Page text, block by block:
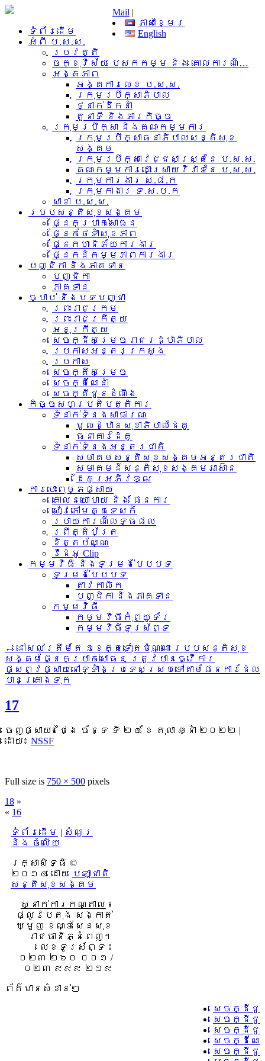
Mail |
ភាសាខ្មែរ
English
ទំព័រដើម
អំពី​ ប.ស.ស.
ប្រវត្តិ
ចក្ខុវិស័យ បេសកកម្ម និង គោលការណ៍…
អង្គភាព
អង្គការលេខ ប.ស.ស.
ក្រុមប្រឹក្សាភិបាល
ថ្នាក់ដឹកនាំ
តួនាទី និងភារកិច្ច
ក្រុមប្រឹក្សា និងគណៈកម្មការ
ក្រុមប្រឹក្សាធនាភិបាលសន្តិសុខ
សង្គម
ក្រុមប្រឹក្សាវេជ្ជសាស្រ្តនៃ ប.ស.ស.
គណៈកម្មការដោះស្រាយវិវាទនៃ ប.ស.ស.
ក្រុមការងារ​ ស.ផ.ក
ក្រុមកាងារ ទ.ស.ប.ក
សាខា ប.ស.ស.
របបសន្តិសុខសង្គម
ផ្នែកប្រាក់សោធន
ផ្នែកថែទាំសុខភាព
ផ្នែកហានិភ័យការងារ
ផ្នែកនិកម្មភាពការងារ
បញ្ជិកា និងភាគទាន
បញ្ជិកា
ភាគទាន
ច្បាប់ និងបទបញ្ជា
ព្រះរាជក្រម
ព្រះរាជក្រឹត្យ
អនុក្រឹត្យ
សេចក្ដីសម្រេចរាជរដ្ឋាភិបាល
ប្រកាសអន្តរក្រសួង
ប្រកាស
សេចក្តីសម្រេច
សេចក្តីណែនាំ
សេចក្តីជូនដំណឹង
កិច្ចសហប្រតិបត្តិការ
ទំនាក់ទំនង​សាធារណៈ
មូលដ្ឋានសុខាភិបាលដៃគូ
ធនាគារដៃគូ
ទំនាក់​ទំនង​អន្តរ​ជាតិ
សមាគមសន្តិសុខសង្គមអន្តរជាតិ
សមាគមន៍សន្តិសុខសង្គមអាស៊ាន​
ដៃគូរអភិវឌ្ឍ
ការបោះពុម្ភផ្សាយ
គោលនយោបាយ និង ផែនការ
សៀវភៅមគ្គទេសក៍
របាយការណ៍លទ្ធផល
ព្រឹត្តិប័ត្រ
ខិត្តប័ណ្ណ
វីដេអូ Clip
កម្មវិធី និងទម្រង់បែបបទ
ទម្រង់បែបបទ
តាវកាលិក
បញ្ជិកា និងភាគទាន
កម្មវិធី
កម្មវិធីកុំព្យូទ័រ
កម្មវិធីទូរស័ព្ទ
← នៅសល់ត្រឹមតែ ១ខេត្តទៀតប៉ុណ្ណោះ របបសន្តិសុខ
សង្គមផ្នែកប្រាក់សោធន ត្រូវបានធ្វើការ
ផ្សព្វផ្សាយនៅទូទាំងប្រទេសស្របទៅតាមផែនការដែល
បានគ្រោងទុក
17
ចេញផ្សាយ៖ ថ្ងៃ ច័ន្ទ ទី ២៤ ខែ តុលា ឆ្នាំ ២០២២ |
ដោយ៖ NSSF
Full size is 750 × 500 pixels
18 »
« 16
ទំព័រដើម | សំណួរ
និង ចំលើយ
រក្សាសិទ្ធិ ©
២០១៤ ដោយ​ បេឡាជាតិ
សន្តិសុខសង្គម
ស្នាក់ការកណ្តាល ៖
ផ្លូវបេតុង សង្កាត់
ឃ្មួញ ខណ្ឌសែនសុខ
រាជធានីភ្នំពេញ។
លេខទូរស័ព្ទ ៖
០២៣ ២៦០ ០០១ /
០២៣ ៩៩៩ ២១៩
ព័ត៌មានសំខាន់ៗ
សេចក្ដីជូ
សេចក្ដីជូ
សេចក្ដី
សេចក្ដីណ
សេចក្ដី